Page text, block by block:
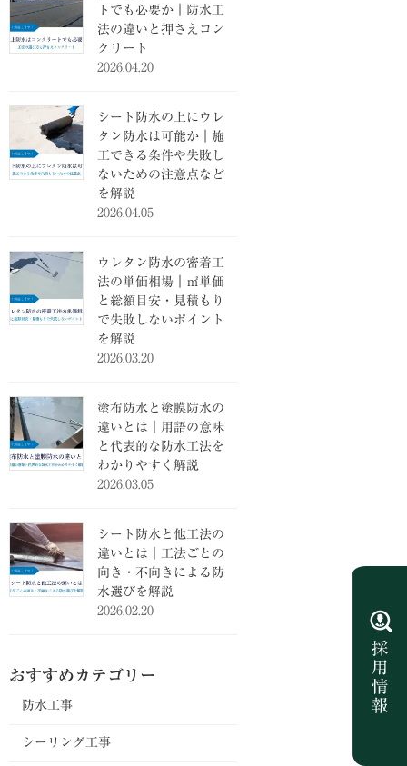
トでも必要か｜防水工
法の違いと押さえコン
クリート
2026.04.20
シート防水の上にウレ
タン防水は可能か｜施
工できる条件や失敗し
ないための注意点など
を解説
2026.04.05
ウレタン防水の密着工
法の単価相場｜㎡単価
と総額目安・見積もり
で失敗しないポイント
を解説
2026.03.20
塗布防水と塗膜防水の
違いとは｜用語の意味
と代表的な防水工法を
わかりやすく解説
2026.03.05
シート防水と他工法の
違いとは｜工法ごとの
向き・不向きによる防
水選びを解説
2026.02.20
おすすめカテゴリー
防水工事
シーリング工事